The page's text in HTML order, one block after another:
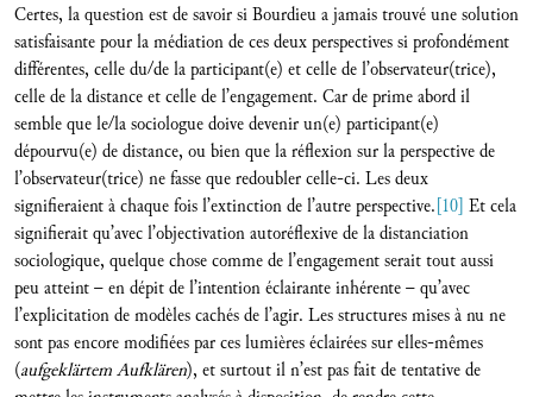
Certes, la question est de savoir si Bourdieu a jamais trouvé une solution
satisfaisante pour la médiation de ces deux perspectives si profondément
différentes, celle du/de la participant(e) et celle de l’observateur(trice),
celle de la distance et celle de l’engagement. Car de prime abord il
semble que le/la sociologue doive devenir un(e) participant(e)
dépourvu(e) de distance, ou bien que la réflexion sur la perspective de
l’observateur(trice) ne fasse que redoubler celle-ci. Les deux
signifieraient à chaque fois l’extinction de l’autre perspective.[10] Et cela
signifierait qu’avec l’objectivation autoréflexive de la distanciation
sociologique, quelque chose comme de l’engagement serait tout aussi
peu atteint – en dépit de l’intention éclairante inhérente – qu’avec
l’explicitation de modèles cachés de l’agir. Les structures mises à nu ne
sont pas encore modifiées par ces lumières éclairées sur elles-mêmes
(aufgeklärtem Aufklären), et surtout il n’est pas fait de tentative de